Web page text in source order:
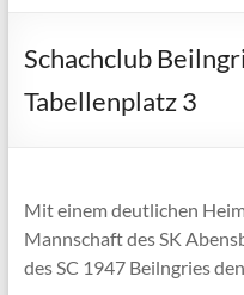
Schachclub
Tabellenplatz 3
Mit einem deutlichen
Mannschaft des SK
des SC 1947 Beilngries